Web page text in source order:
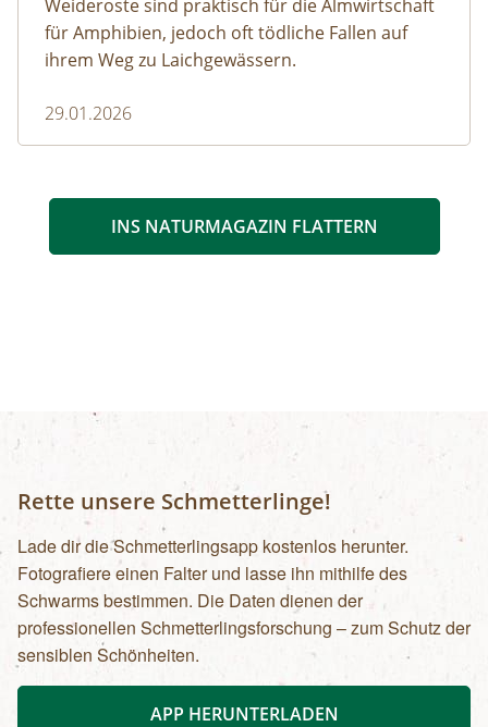
Weideroste sind praktisch für die Almwirtschaft
für Amphibien, jedoch oft tödliche Fallen auf
ihrem Weg zu Laichgewässern.
29.01.2026
INS NATURMAGAZIN FLATTERN
Rette unsere Schmetterlinge!
Lade dir die Schmetterlingsapp kostenlos herunter.
Fotografiere einen Falter und lasse ihn mithilfe des
Schwarms bestimmen. Die Daten dienen der
professionellen Schmetterlingsforschung – zum Schutz der
sensiblen Schönheiten.
APP HERUNTERLADEN